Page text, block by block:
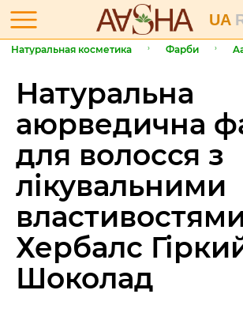
UA
Натуральная косметика Фарби
Натуральна
аюрведична
для волосся з
лікувальними
Хербалс
Шоколад